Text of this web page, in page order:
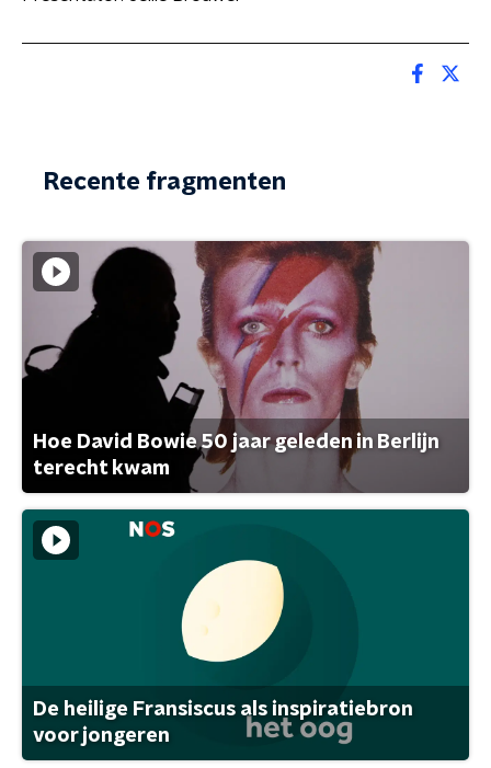
Recente fragmenten
Hoe David Bowie 50 jaar geleden in Berlijn
terecht kwam
De heilige Fransiscus als inspiratiebron
voor jongeren